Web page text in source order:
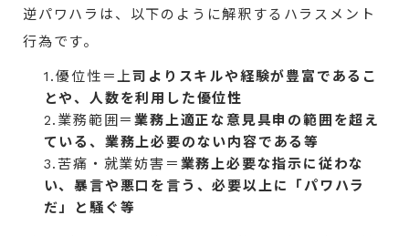
逆パワハラは、以下のように解釈するハラスメント
行為です。
1.優位性＝上司よりスキルや経験が豊富であるこ
とや、人数を利用した優位性
2.業務範囲＝業務上適正な意見具申の範囲を超え
ている、業務上必要のない内容である等
3.苦痛・就業妨害＝ 業務上必要な指示に従わな
い、暴言や悪口を言う、必要以上に「パワハラ
だ」と騒ぐ等